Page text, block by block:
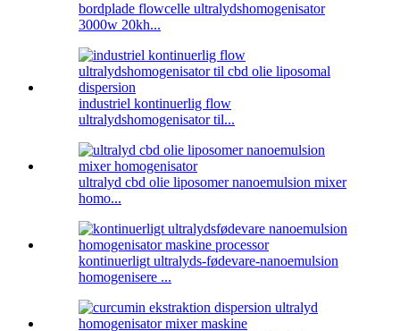
bordplade flowcelle ultralydshomogenisator
3000w 20kh...
industriel kontinuerlig flow
ultralydshomogenisator til...
ultralyd cbd olie liposomer nanoemulsion mixer
homo...
kontinuerligt ultralyds-fødevare-nanoemulsion
homogenisere ...